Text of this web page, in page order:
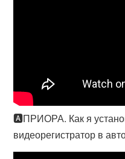
🅰️ПРИОРА. Как я
видеорегистратор в